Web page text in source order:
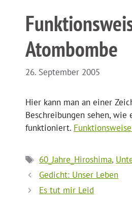
Atombombe
26. September 2005
Hier kann man an einer
Beschreibungen sehen, wie
funktioniert.
Schlagwörter
60_Jahre_Hiroshima,
Gedicht: Unser Leben
Es tut mir Leid